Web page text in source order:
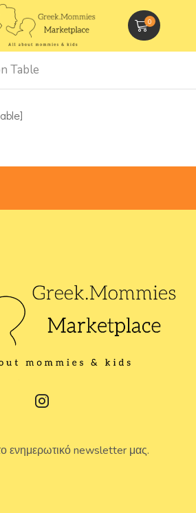
0
Table
ενημερωτικό newsletter μας.